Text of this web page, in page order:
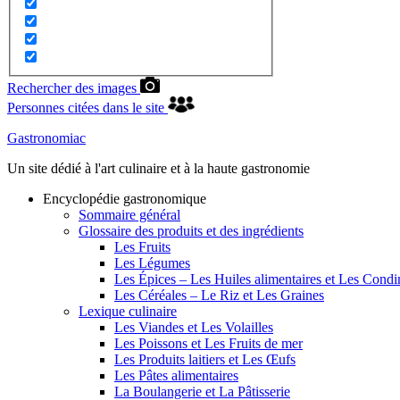
Rechercher des images
Personnes citées dans le site
Gastronomiac
Un site dédié à l'art culinaire et à la haute gastronomie
Encyclopédie gastronomique
Sommaire général
Glossaire des produits et des ingrédients
Les Fruits
Les Légumes
Les Épices – Les Huiles alimentaires et Les
Les Céréales – Le Riz et Les Graines
Lexique culinaire
Les Viandes et Les Volailles
Les Poissons et Les Fruits de mer
Les Produits laitiers et Les Œufs
Les Pâtes alimentaires
La Boulangerie et La Pâtisserie